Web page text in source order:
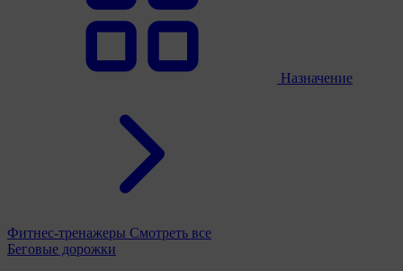
Назначение
Фитнес-тренажеры Смотреть все
Беговые дорожки